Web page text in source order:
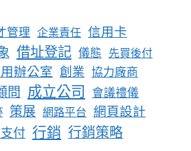
管理 企業責任 信用卡
借址登記 儀態 先買後付
辦公室 創業 協力廠商
問 成立公司
會議禮儀
策展 網路平台 網頁設計
付 行銷 行銷策略